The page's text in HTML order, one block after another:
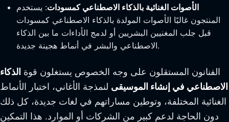
الأصوات الغنائية بالذكاء الاصطناعي كمسودات: يستخدم
المنتجون غالبًا الأصوات المولدة بالذكاء الاصطناعي كمسودات
قبل جلب المغنيين البشريين أو لدمج الأداءات ما بين الذكاء
الاصطناعي والبشر في أنماط هجينة جديدة.
الفنانون المستقلون على وجه الخصوص يستغلون قوة الذكاء
الاصطناعي في إنشاء الموسيقى لنمذجة الأغاني، اختبار الأنماط
الغنائية المختلفة، وتوطين مساراتهم في لغات جديدة، كل ذلك
دون الحاجة لدعم كبير من الشركات أو الموارد. هذا التمكين